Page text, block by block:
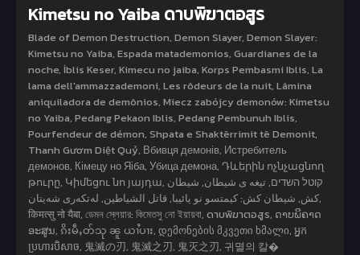
Kimetsu no Yaiba ดาบพิฆาตอสูร
Blade of Demon Destruction, Demon Slayer, Demon Slayer:
Kimetsu no Yaiba, Espada matademonios, Guardianes de la
noche, İblis Keser, Kimecu no jaiba, Korps Pembasmi Iblis, La
lama dell'ammazzademoni, Les rôdeurs de la nuit, Lâmina
aniquiladora de demônios, Miecz zabójcy demonów: Kimetsu
no Yaiba, Pedang Pekaon Iblis, Pedang Pembunuh Iblis,
Pourfendeur de démon, Shpata e Shaktërrimit të Demonit,
Thanh Gươm Diệt Quỷ, Вбивця демонів, Истребитель
демонов, Кімецу но Яіба, Убица демона, Դևերին ոչնչացնող
թուրը, Կիմեցու նո յայդա, קוטל השדים, تیغه ی شیطان, شیطان
کش, شیطان کش: کیمتسو نو یائیبا, قاتل الشياطين, لەتکەری شەیتان,
किमत्सु नो यैबा, ডেমন স্লেয়ার: কিমেতসু নো ইয়ায়বা, ดาบพิฆาตอสูร, ດາບພິຄາດ
ອະສູນ, ၵိးမဵႇတ်သု ၼူ ယၢႆပၢး, დემონების მკვეთი ხმალი, អ្នក
ប្រហារបិសាច, 鬼滅の刃, 鬼滅之刃, 鬼灭之刃, 귀멸의 칼�